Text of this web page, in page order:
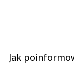
Jak